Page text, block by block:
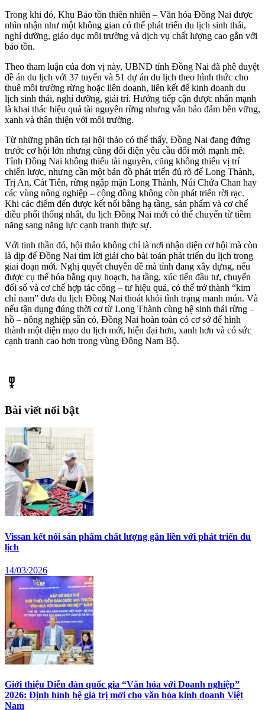
Trong khi đó, Khu Bảo tồn thiên nhiên – Văn hóa Đồng Nai được
nhìn nhận như một không gian có thể phát triển du lịch sinh thái,
nghỉ dưỡng, giáo dục môi trường và dịch vụ chất lượng cao gắn với
bảo tồn.
Theo tham luận của đơn vị này, UBND tỉnh Đồng Nai đã phê duyệt
đề án du lịch với 37 tuyến và 51 dự án du lịch theo hình thức cho
thuê môi trường rừng hoặc liên doanh, liên kết để kinh doanh du
lịch sinh thái, nghỉ dưỡng, giải trí. Hướng tiếp cận được nhấn mạnh
là khai thác hiệu quả tài nguyên rừng nhưng vẫn bảo đảm bền vững,
xanh và thân thiện với môi trường.
Từ những phân tích tại hội thảo có thể thấy, Đồng Nai đang đứng
trước cơ hội lớn nhưng cũng đối diện yêu cầu đổi mới mạnh mẽ.
Tỉnh Đồng Nai không thiếu tài nguyên, cũng không thiếu vị trí
chiến lược, nhưng cần một bản đồ phát triển đủ rõ để Long Thành,
Trị An, Cát Tiên, rừng ngập mặn Long Thành, Núi Chứa Chan hay
các vùng nông nghiệp – cộng đồng không còn phát triển rời rạc.
Khi các điểm đến được kết nối bằng hạ tầng, sản phẩm và cơ chế
điều phối thống nhất, du lịch Đồng Nai mới có thể chuyển từ tiềm
năng sang năng lực cạnh tranh thực sự.
Với tinh thần đó, hội thảo không chỉ là nơi nhận diện cơ hội mà còn
là dịp để Đồng Nai tìm lời giải cho bài toán phát triển du lịch trong
giai đoạn mới. Nghị quyết chuyên đề mà tỉnh đang xây dựng, nếu
được cụ thể hóa bằng quy hoạch, hạ tầng, xúc tiến đầu tư, chuyển
đổi số và cơ chế hợp tác công – tư hiệu quả, có thể trở thành “kim
chỉ nam” đưa du lịch Đồng Nai thoát khỏi tình trạng manh mún. Và
nếu tận dụng đúng thời cơ từ Long Thành cùng hệ sinh thái rừng –
hồ – nông nghiệp sẵn có, Đồng Nai hoàn toàn có cơ sở để hình
thành một diện mạo du lịch mới, hiện đại hơn, xanh hơn và có sức
cạnh tranh cao hơn trong vùng Đông Nam Bộ.
military_tech
Bài viết nổi bật
Vissan kết nối sản phẩm chất lượng gắn liền với phát triển du
lịch
14/03/2026
Giới thiệu Diễn đàn quốc gia “Văn hóa với Doanh nghiệp”
2026: Định hình hệ giá trị mới cho văn hóa kinh doanh Việt
Nam